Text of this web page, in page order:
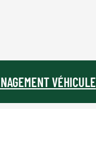
VÉHICULE